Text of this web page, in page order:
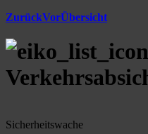
ZurückVorÜbersicht
Sicherheitswache